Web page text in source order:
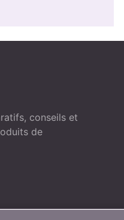
conseils et
de